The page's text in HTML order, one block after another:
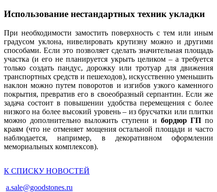
Использование нестандартных техник укладки
При необходимости замостить поверхность с тем или иным
градусом уклона, нивелировать крутизну можно и другими
способами. Если это позволяет сделать значительная площадь
участка (и его не планируется укрыть целиком – а требуется
только создать пандус, дорожку или тротуар для движения
транспортных средств и пешеходов), искусственно уменьшить
наклон можно путем поворотов и изгибов узкого каменного
покрытия, превратив его в своеобразный серпантин. Если же
задача состоит в повышении удобства перемещения с более
низкого на более высокий уровень – из брусчатки или плитки
можно дополнительно выложить ступени и бордюр ГП по
краям (что не отменяет мощения остальной площади и часто
наблюдается, например, в декоративном оформлении
мемориальных комплексов).
К СПИСКУ НОВОСТЕЙ
a.sale@goodstones.ru